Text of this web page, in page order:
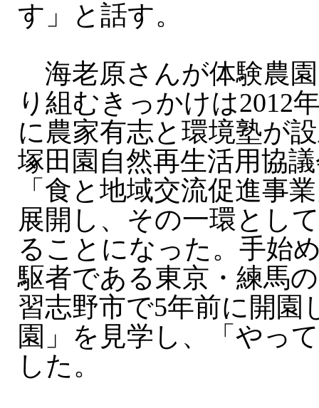
す」と話す。
海老原さんが体験農
り組むきっかけは2012
に農家有志と環境塾が
塚田園自然再生活用協
「食と地域交流促進事
展開し、その一環とし
ることになった。手始
駆者である東京・練馬
習志野市で5年前に開園
園」を見学し、「やっ
した。